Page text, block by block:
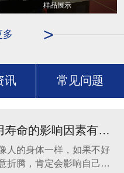
样品展示
>
多
讯 常见问题
多刀分板机使用寿命的影响因素有哪些？
的身体一样，如果不好
折腾，肯定会影响自己的